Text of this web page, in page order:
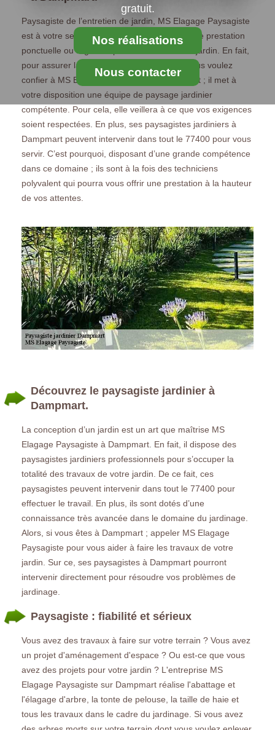
gratuit.
Nos réalisations
Nous contacter
Paysagiste de l’entretien de jardin, MS Elagage Paysagiste
est à votre service que vous ayez besoin d’une prestation
ponctuelle ou régulière pour le bien de votre jardin. En fait,
pour assurer la réussite de la mission que vous voulez
confier à MS Elagage Paysagiste à Dampmart ; il met à
votre disposition une équipe de paysage jardinier
compétente. Pour cela, elle veillera à ce que vos exigences
soient respectées. En plus, ses paysagistes jardiniers à
Dampmart peuvent intervenir dans tout le 77400 pour vous
servir. C’est pourquoi, disposant d’une grande compétence
dans ce domaine ; ils sont à la fois des techniciens
polyvalent qui pourra vous offrir une prestation à la hauteur
de vos attentes.
Découvrez le paysagiste jardinier à
Dampmart.
La conception d’un jardin est un art que maîtrise MS
Elagage Paysagiste à Dampmart. En fait, il dispose des
paysagistes jardiniers professionnels pour s’occuper la
totalité des travaux de votre jardin. De ce fait, ces
paysagistes peuvent intervenir dans tout le 77400 pour
effectuer le travail. En plus, ils sont dotés d’une
connaissance très avancée dans le domaine du jardinage.
Alors, si vous êtes à Dampmart ; appeler MS Elagage
Paysagiste pour vous aider à faire les travaux de votre
jardin. Sur ce, ses paysagistes à Dampmart pourront
intervenir directement pour résoudre vos problèmes de
jardinage.
Paysagiste : fiabilité et sérieux
Vous avez des travaux à faire sur votre terrain ? Vous avez
un projet d'aménagement d'espace ? Ou est-ce que vous
avez des projets pour votre jardin ? L'entreprise MS
Elagage Paysagiste sur Dampmart réalise l'abattage et
l'élagage d'arbre, la tonte de pelouse, la taille de haie et
tous les travaux dans le cadre du jardinage. Si vous avez